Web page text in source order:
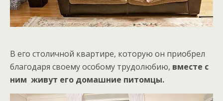
В его столичной квартире, которую он приобрел
благодаря своему особому трудолюбию, вместе с
ним живут его домашние питомцы.